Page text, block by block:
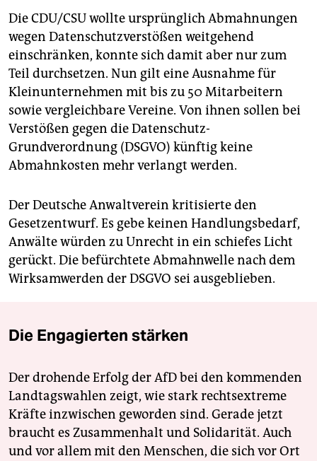
Die CDU/CSU wollte ursprüng­lich Abmahnungen
wegen ­Datenschutzverstößen weitgehend
einschränken, konnte sich damit aber nur zum
Teil durchsetzen. Nun gilt eine Ausnahme für
Kleinunternehmen mit bis zu 50 Mitarbeitern
sowie vergleichbare Vereine. Von ihnen sollen bei
Verstößen gegen die Datenschutz-
Grundverordnung (DSGVO) künftig keine
Abmahnkosten mehr verlangt werden.
Der Deutsche Anwaltverein kritisierte den
Gesetzentwurf. Es gebe keinen Handlungsbedarf,
Anwälte würden zu Unrecht in ein schiefes Licht
gerückt. Die befürchtete Abmahnwelle nach dem
Wirksamwerden der DSGVO sei ausgeblieben.
Die Engagierten stärken
Der drohende Erfolg der AfD bei den kommenden
Landtagswahlen zeigt, wie stark rechtsextreme
Kräfte inzwischen geworden sind. Gerade jetzt
braucht es Zusammenhalt und Solidarität. Auch
und vor allem mit den Menschen, die sich vor Ort